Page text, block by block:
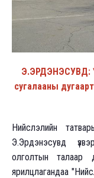
Э.ЭРДЭНЭСУВД:
сугалааны
Нийслэлийн
Э.Эрдэнэсувд
олголтын талаар
ярилцлагандаа